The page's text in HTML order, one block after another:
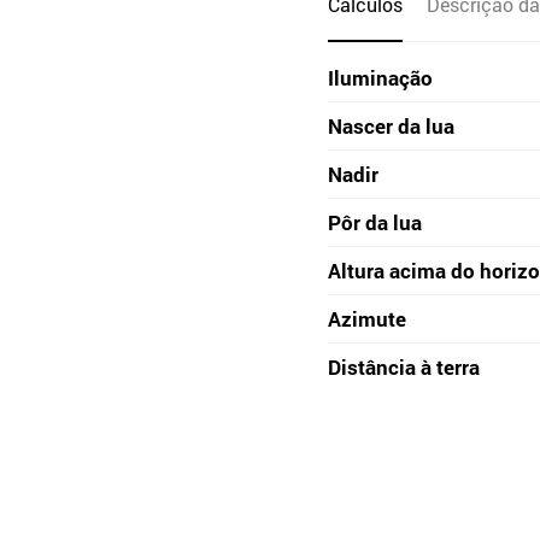
Iluminação
Nascer da lua
Nadir
Pôr da lua
Altura acima do
Azimute
Distância à terra